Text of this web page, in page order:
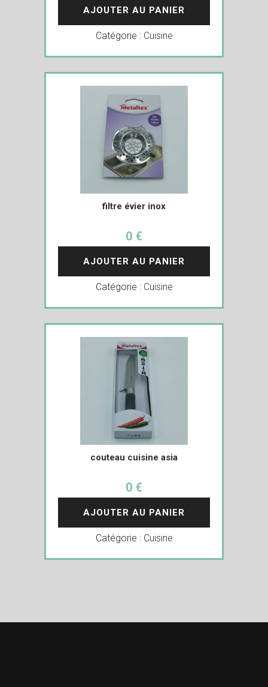
AJOUTER AU PANIER
Catégorie : Cuisine
filtre évier inox
0 €
AJOUTER AU PANIER
Catégorie : Cuisine
couteau cuisine asia
0 €
AJOUTER AU PANIER
Catégorie : Cuisine